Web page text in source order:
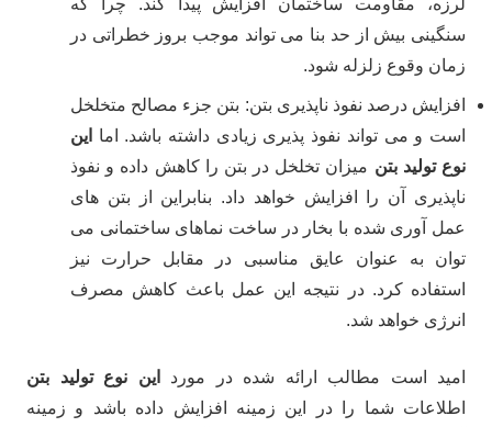
لرزه، مقاومت ساختمان افزایش پیدا کند. چرا که
سنگینی بیش از حد بنا می تواند موجب بروز خطراتی در
زمان وقوع زلزله شود.
افزایش درصد نفوذ ناپذیری بتن: بتن جزء مصالح متخلخل
است و می تواند نفوذ پذیری زیادی داشته باشد. اما
این
نوع تولید بتن میزان تخلخل در بتن را کاهش داده و نفوذ
ناپذیری آن را افزایش خواهد داد. بنابراین از بتن های
عمل آوری شده با بخار در ساخت نماهای ساختمانی می
توان به عنوان عایق مناسبی در مقابل حرارت نیز
استفاده کرد. در نتیجه این عمل باعث کاهش مصرف
انرژی خواهد شد.
امید است مطالب ارائه شده در مورد
این نوع تولید بتن
اطلاعات شما را در این زمینه افزایش داده باشد و زمینه